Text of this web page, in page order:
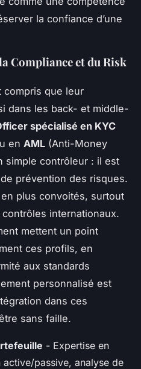
la confiance d’une
Compliance et du Risk
compris que leur
dans les back- et middle-
spécialisé en KYC
en AML (Anti-Money
simple contrôleur : il est
prévention des risques.
plus convoités, surtout
internationaux.
mettent un point
ces profils, en
aux standards
personnalisé est
dans ces
sans faille.
- Expertise en
passive, analyse de